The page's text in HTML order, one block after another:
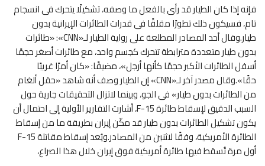
فإنه إذا كان الطيار قد رأى بالفعل ما وصفه، تشكيلًا يتحرك فى انسجام
تام، فسيكون ذلك تطورًا مقلقًا فى قدرات الطائرات الإيرانية بدون
طيار.وقال أحد المصادر المطلعة على رواية الطيار لـ«CNN»: «طائرات
بدون طيار متعددة مترابطة تتحرك كجسم واحد، مع طائرات أصغر حجمًا
أسفل الطائرات الأكبر حجمًا كأنها أرجل»، مضيفًا: «كان أمرًا غريبًا
حقًا».وقال مصدر آخر لـ«CNN» إن الطيار وصف أنه شاهد «حقل ألغام
من الطائرات بدون طيار» فى الجو، وبينما لاتزال التحقيقات جارية حول
السبب الدقيق لإسقاط طائرة F-15، أشارت التقارير الأولية إلى احتمال أن
يكون تشكيل الطائرات بدون طيار قد مكّن إيران بطريقة ما من إسقاط
الطائرة الأمريكية، وفقًا لاثنين من المصادر.ويُعد إسقاط مقاتلة F-15
أول مرة تُسقط فيها طائرة أمريكية فوق إيران خلال هذا الصراع،